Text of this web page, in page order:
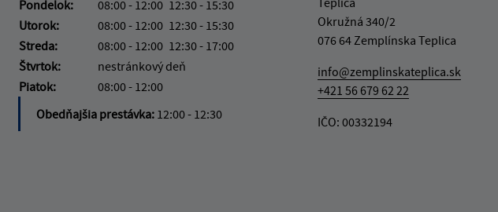
Pondelok:
08:00 - 12:00 12:30 - 15:30
Utorok:
08:00 - 12:00 12:30 - 15:30
Streda:
08:00 - 12:00 12:30 - 17:00
Štvrtok:
nestránkový deň
Piatok:
08:00 - 12:00
Obedňajšia prestávka: 12:00 - 12:30
Okružná 340/2
076 64 Zemplínska Teplica
info@zemplinskateplica.sk
+421 56 679 62 22
IČO: 00332194